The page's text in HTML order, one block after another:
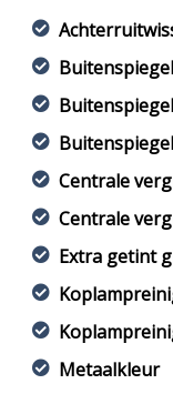
Centrale
Centrale
Extra getint
Metaalkleur